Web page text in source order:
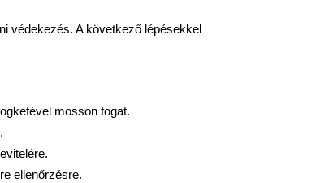
védekezés. A következő lépésekkel
mosson fogat.
ellenőrzésre.